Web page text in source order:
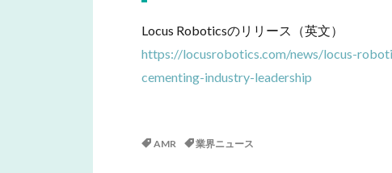
Locus Roboticsのリリース（英文）
https://locusrobotics.com/news/locus-
cementing-industry-leadership
AMR 業界ニュース